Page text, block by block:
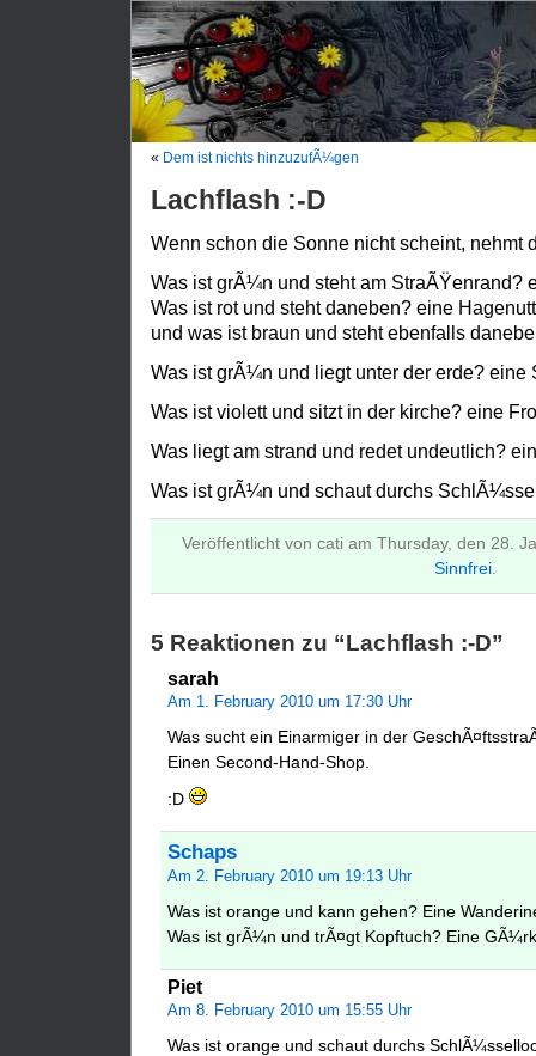
« Dem ist nichts hinzuzufÃ¼gen
Lachflash :-D
Wenn schon die Sonne nicht scheint, nehmt
Was ist grÃ¼n und steht am StraÃŸenrand?
Was ist rot und steht daneben? eine
und was ist braun und steht ebenfalls
Was ist grÃ¼n und liegt unter der erde? eine
Was ist violett und sitzt in der kirche? eine
Was liegt am strand und redet undeutlich?
Was ist grÃ¼n und schaut durchs
Veröffentlicht von cati am Thursday, den 28.
Sinnfrei
5 Reaktionen zu “Lachflash :-D”
sarah
Am 1. February 2010 um 17:30 Uhr
Was sucht ein Einarmiger in der
Einen Second-Hand-Shop.
:D
Schaps
Am 2. February 2010 um 19:13 Uhr
Was ist orange und kann gehen? Eine
Was ist grÃ¼n und trÃ¤gt Kopftuch? Eine
Piet
Am 8. February 2010 um 15:55 Uhr
Was ist orange und schaut durchs